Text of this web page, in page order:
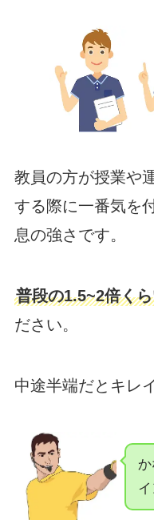
教員の方が授業や
する際に一番気を
息の強さです。
普段の1.5~2倍く
ださい。
中途半端だとキレ
イ